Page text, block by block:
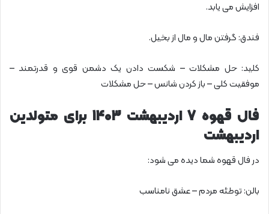
افزایش می یابد.
فندق: گرفتن مال و مال از بخیل.
کلید: حل مشکلات – شکست دادن یک دشمن قوی و قدرتمند –
موفقیت کلی – باز کردن شانس – حل مشکلات
فال قهوه 7 اردیبهشت 1403 برای متولدین
اردیبهشت
در فال قهوه شما دیده می شود:
بالن: توطئه مردم – عشق نامناسب